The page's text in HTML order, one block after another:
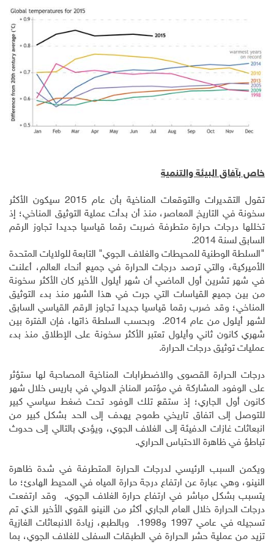
خاص بآفاق البيئة والتنمية
تقول التقديرات والتوقعات المناخية بأن عام 2015 سيكون الأكثر
سخونة في التاريخ المعاصر، منذ أن بدأت عملية التوثيق المناخي؛ إذ
تخللها درجات حرارة متطرفة ضربت رقما قياسيا جديدا تجاوز الرقم
السابق لسنة 2014.
"السلطة الوطنية للمحيطات والغلاف الجوي" التابعة للولايات المتحدة
الأميركية، والتي ترصد درجات الحرارة في جميع أنحاء العالم، أعلنت
في شهر تشرين أول الماضي أن شهر أيلول الأخير كان الأكثر سخونة
من بين جميع القياسات التي جرت في هذا الشهر منذ بدء التوثيق
المناخي؛ وقد ضرب رقما قياسيا جديدا تجاوز الرقم القياسي السابق
لشهر أيلول من عام 2014. وبحسب السلطة ذاتها، فإن الفترة بين
شهري كانون ثاني وأيلول تعتبر الأكثر سخونة على الإطلاق منذ بدء
عمليات توثيق درجات الحرارة.
درجات الحرارة القصوى والاضطرابات المناخية المصاحبة لها ستؤثر
على الوفود المشاركة في مؤتمر المناخ الدولي في باريس خلال شهر
كانون أول الجاري؛ إذ ستقع تلك الوفود تحت ضغط سياسي كبير
للتوصل إلى اتفاق تاريخي طموح يهدف إلى الحد بشكل كبير من
انبعاثات غازات الدفيئة إلى الغلاف الجوي، ويؤدي بالتالي إلى حدوث
تباطؤ في ظاهرة الاحتباس الحراري.
ويكمن السبب الرئيسي لدرجات الحرارة المتطرفة في شدة ظاهرة
النينو، وهي عبارة عن ارتفاع درجة حرارة المياه في المحيط الهادئ؛ ما
يتسبب بشكل مباشر في ارتفاع حرارة الغلاف الجوي. وقد ارتفعت
درجات الحرارة خلال العام الجاري أكثر من النينو القوي الأخير الذي تم
تسجيله في عامي 1997 و1998. وبالطبع، زيادة الانبعاثات الغازية
تزيد من عملية حشر الحرارة في الطبقات السفلى للغلاف الجوي، بما